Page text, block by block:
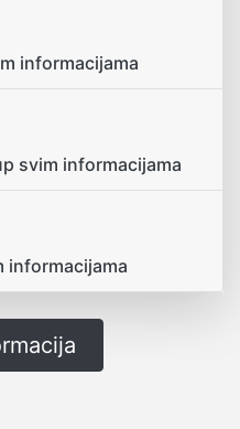
informacijama
svim informacijama
informacijama